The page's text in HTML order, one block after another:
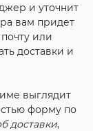
и уточнит
вам придет
или
доставки и
выглядит
форму по
доставки,